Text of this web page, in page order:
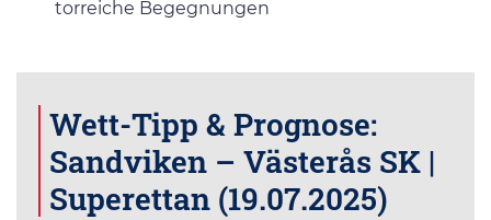
torreiche Begegnungen
Wett-Tipp & Prognose:
Sandviken – Västerås SK |
Superettan (19.07.2025)